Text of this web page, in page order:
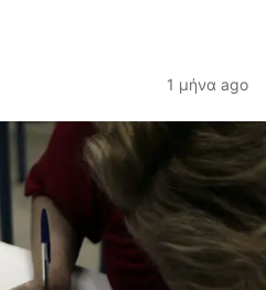
1 μήνα ago